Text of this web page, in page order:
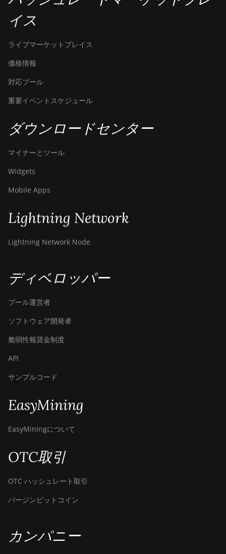
Bitdeer SealMiner A4 Ultra
Canaan Avalon A1566I
Canaan Avalon A15XP-206T
Canaan Avalon A16XP (300Th)
Canaan Avalon Made A1366
Canaan Avalon Made A1446
Canaan Avalon Mini 3
Canaan Avalon Nano 3
Canaan Avalon Nano 3S
Canaan Avalon Q
Canaan AvalonMiner 1047
Canaan Creative Avalon 1126
Pro
Pro
Canaan Creative Avalon 1246
Canaan Creative Avalon 921
イス
ライブマーケットプレイス
価格情報
対応プール
重要イベントスケジュール
ダウンロードセンター
マイナーとツール
Widgets
Mobile Apps
Lightning Network
Lightning Network Node
ディベロッパー
プール運営者
ソフトウェア開発者
脆弱性報奨金制度
API
サンプルコード
EasyMining
EasyMiningについて
OTC取引
OTC ハッシュレート取引
バージンビットコイン
カンパニー